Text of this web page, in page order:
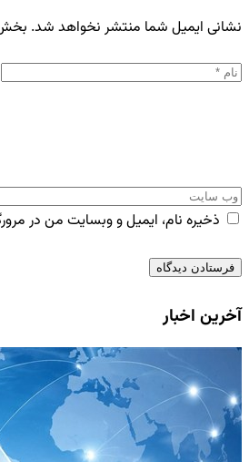
نشانی ایمیل شما منتشر نخواهد شد.
ذخیره نام، ایمیل و وبسایت من در
آخرین اخبار